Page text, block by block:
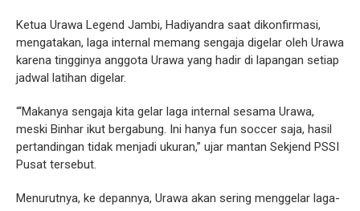
Ketua Urawa Legend Jambi, Hadiyandra saat dikonfirmasi,
mengatakan, laga internal memang sengaja digelar oleh Urawa
karena tingginya anggota Urawa yang hadir di lapangan setiap
jadwal latihan digelar.
“‘Makanya sengaja kita gelar laga internal sesama Urawa,
meski Binhar ikut bergabung. Ini hanya fun soccer saja, hasil
pertandingan tidak menjadi ukuran,” ujar mantan Sekjend PSSI
Pusat tersebut.
Menurutnya, ke depannya, Urawa akan sering menggelar laga-